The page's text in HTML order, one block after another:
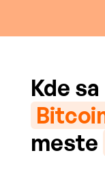
Kde
meste